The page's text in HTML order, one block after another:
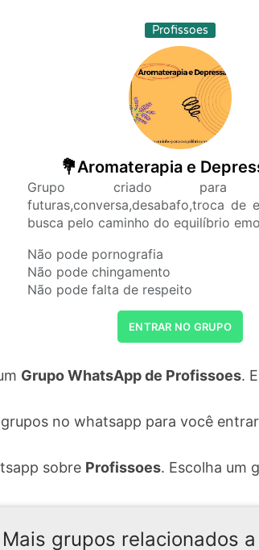
Profissoes
💐Aromaterapia e
Grupo criado para
futuras,conversa,desabafo,troca de
busca pelo caminho do equilíbrio
Não pode pornografia
Não pode chingamento
Não pode falta de respeito
ENTRAR NO GRUPO
Grupo WhatsApp de Profissoes.
no whatsapp para você
sobre Profissoes. Escolha um
Mais grupos relacionados